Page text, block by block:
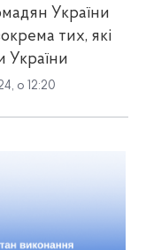
України
тих, які
України
о 12:20